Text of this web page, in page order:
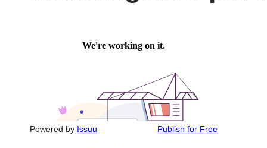
Powered by Issuu Publish for Free